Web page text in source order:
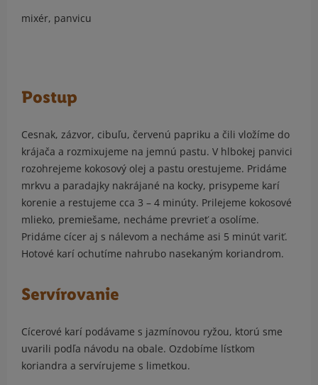
mixér, panvicu
Postup
Cesnak, zázvor, cibuľu, červenú papriku a čili vložíme do
krájača a rozmixujeme na jemnú pastu. V hlbokej panvici
rozohrejeme kokosový olej a pastu orestujeme. Pridáme
mrkvu a paradajky nakrájané na kocky, prisypeme karí
korenie a restujeme cca 3 – 4 minúty. Prilejeme kokosové
mlieko, premiešame, necháme prevrieť a osolíme.
Pridáme cícer aj s nálevom a necháme asi 5 minút variť.
Hotové karí ochutíme nahrubo nasekaným koriandrom.
Servírovanie
Cícerové karí podávame s jazmínovou ryžou, ktorú sme
uvarili podľa návodu na obale. Ozdobíme lístkom
koriandra a servírujeme s limetkou.